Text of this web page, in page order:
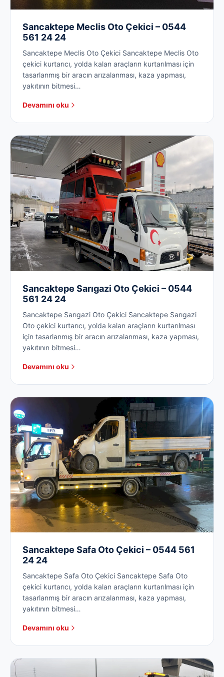
Sancaktepe Meclis Oto Çekici – 0544
561 24 24
Sancaktepe Meclis Oto Çekici Sancaktepe Meclis Oto
çekici kurtarıcı, yolda kalan araçların kurtarılması için
tasarlanmış bir aracın arızalanması, kaza yapması,
yakıtının bitmesi…
Devamını oku
Sancaktepe Sarıgazi Oto Çekici – 0544
561 24 24
Sancaktepe Sarıgazi Oto Çekici Sancaktepe Sarıgazi
Oto çekici kurtarıcı, yolda kalan araçların kurtarılması
için tasarlanmış bir aracın arızalanması, kaza yapması,
yakıtının bitmesi…
Devamını oku
Sancaktepe Safa Oto Çekici – 0544 561
24 24
Sancaktepe Safa Oto Çekici Sancaktepe Safa Oto
çekici kurtarıcı, yolda kalan araçların kurtarılması için
tasarlanmış bir aracın arızalanması, kaza yapması,
yakıtının bitmesi…
Devamını oku